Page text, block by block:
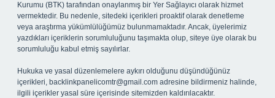
Kurumu (BTK) tarafından onaylanmış bir Yer Sağlayıcı olarak hizmet
vermektedir. Bu nedenle, sitedeki içerikleri proaktif olarak denetleme
veya araştırma yükümlülüğümüz bulunmamaktadır. Ancak, üyelerimiz
yazdıkları içeriklerin sorumluluğunu taşımakta olup, siteye üye olarak bu
sorumluluğu kabul etmiş sayılırlar.
Hukuka ve yasal düzenlemelere aykırı olduğunu düşündüğünüz
içerikleri, backlinkpanelicomtr@gmail.com adresine bildirmeniz halinde,
ilgili içerikler yasal süre içerisinde sitemizden kaldırılacaktır.